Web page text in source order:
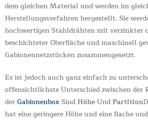
dem gleichen Material und werden im
Herstellungsverfahren hergestellt. Sie
hochwertigen Stahldrähten mit verzinkter
beschichteter Oberfläche und maschinell
Gabionennetzstücken zusammengesetzt.
Es ist jedoch auch ganz einfach zu
offensichtlichste Unterschied zwischen der
derGabionenboxSindHöheUndPartition
hat eine geringere Höhe und eine flache